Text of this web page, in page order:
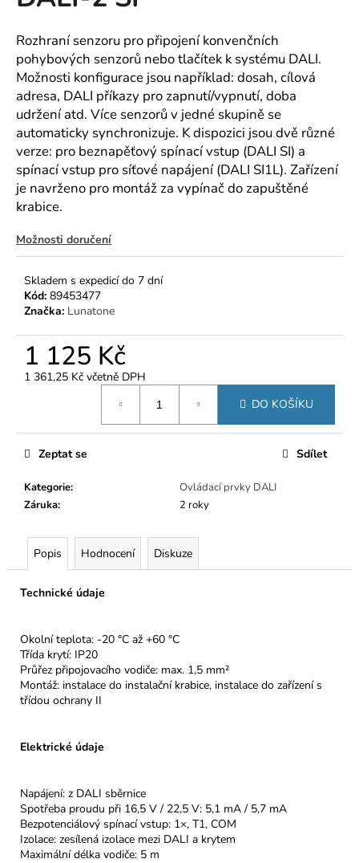
z
5
hvězdiček.
Rozhraní senzoru pro připojení konvenčních
pohybových senzorů nebo tlačítek k systému DALI.
Možnosti konfigurace jsou například: dosah, cílová
adresa, DALI příkazy pro zapnutí/vypnutí, doba
udržení atd. Více senzorů v jedné skupině se
automaticky synchronizuje. K dispozici jsou dvě různé
verze: pro beznapěťový spínací vstup (DALI SI) a
spínací vstup pro síťové napájení (DALI SI1L). Zařízení
je navrženo pro montáž za vypínač do zapuštěné
krabice.
Možnosti doručení
Skladem s expedicí do 7 dní
Kód: 89453477
Značka: Lunatone
1 125 Kč
1 361,25 Kč včetně DPH
DO KOŠÍKU
Kategorie:
Ovládací prvky DALI
Záruka: 2 roky
Zeptat se Sdílet
Popis Hodnocení Diskuze
Technické údaje
Okolní teplota: -20 °C až +60 °C
Třída krytí: IP20
Průřez připojovacího vodiče: max. 1,5 mm²
Montáž: instalace do instalační krabice, instalace do zařízení s
třídou ochrany II
Elektrické údaje
Napájení: z DALI sběrnice
Spotřeba proudu při 16,5 V / 22,5 V: 5,1 mA / 5,7 mA
Bezpotenciálový spínací vstup: 1×, T1, COM
Izolace: zesílená izolace mezi DALI a krytem
Maximální délka vodiče: 5 m
j
í
t
?
HLEDAT
D
o
p
o
u
m